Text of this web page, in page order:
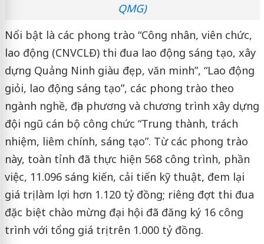
QMG)
Nổi bật là các phong trào “Công nhân, viên chức,
lao động (CNVCLĐ) thi đua lao động sáng tạo, xây
dựng Quảng Ninh giàu đẹp, văn minh”, “Lao động
giỏi, lao động sáng tạo”, các phong trào theo
ngành nghề, địa phương và chương trình xây dựng
đội ngũ cán bộ công chức “Trung thành, trách
nhiệm, liêm chính, sáng tạo”. Từ các phong trào
này, toàn tỉnh đã thực hiện 568 công trình, phần
việc, 11.096 sáng kiến, cải tiến kỹ thuật, đem lại
giá trị làm lợi hơn 1.120 tỷ đồng; riêng đợt thi đua
đặc biệt chào mừng đại hội đã đăng ký 16 công
trình với tổng giá trị trên 1.000 tỷ đồng.